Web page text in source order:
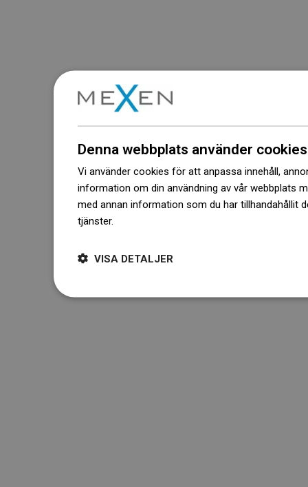
Denna webbplats använder cookies
Vi använder cookies för att anpassa innehåll,
information om din användning av vår webbplats
med annan information som du har tillhandahållit
tjänster.
VISA DETALJER